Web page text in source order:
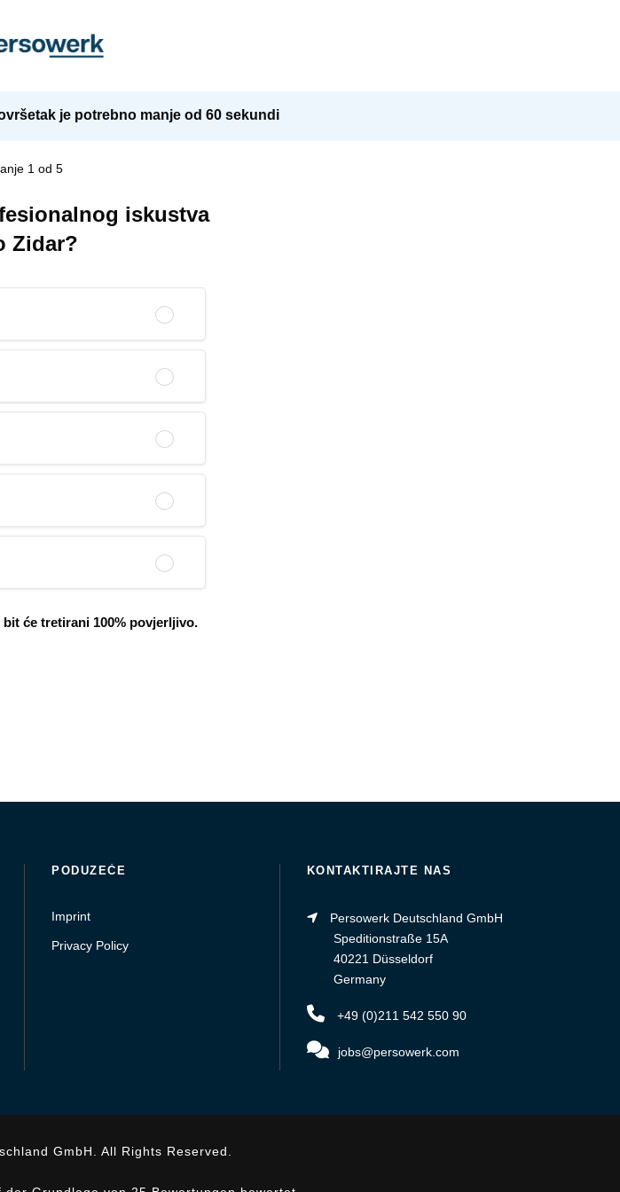
je potrebno manje od 60 sekundi
1 od 5
iskustva
Zidar?
će tretirani 100% povjerljivo.
PODUZEĆE
Imprint
Privacy Policy
KONTAKTIRAJTE NAS
Persowerk Deutschland GmbH
Speditionstraße 15A
40221 Düsseldorf
Germany
+49 (0)211 542 550 90
jobs@persowerk.com
GmbH. All Rights Reserved.